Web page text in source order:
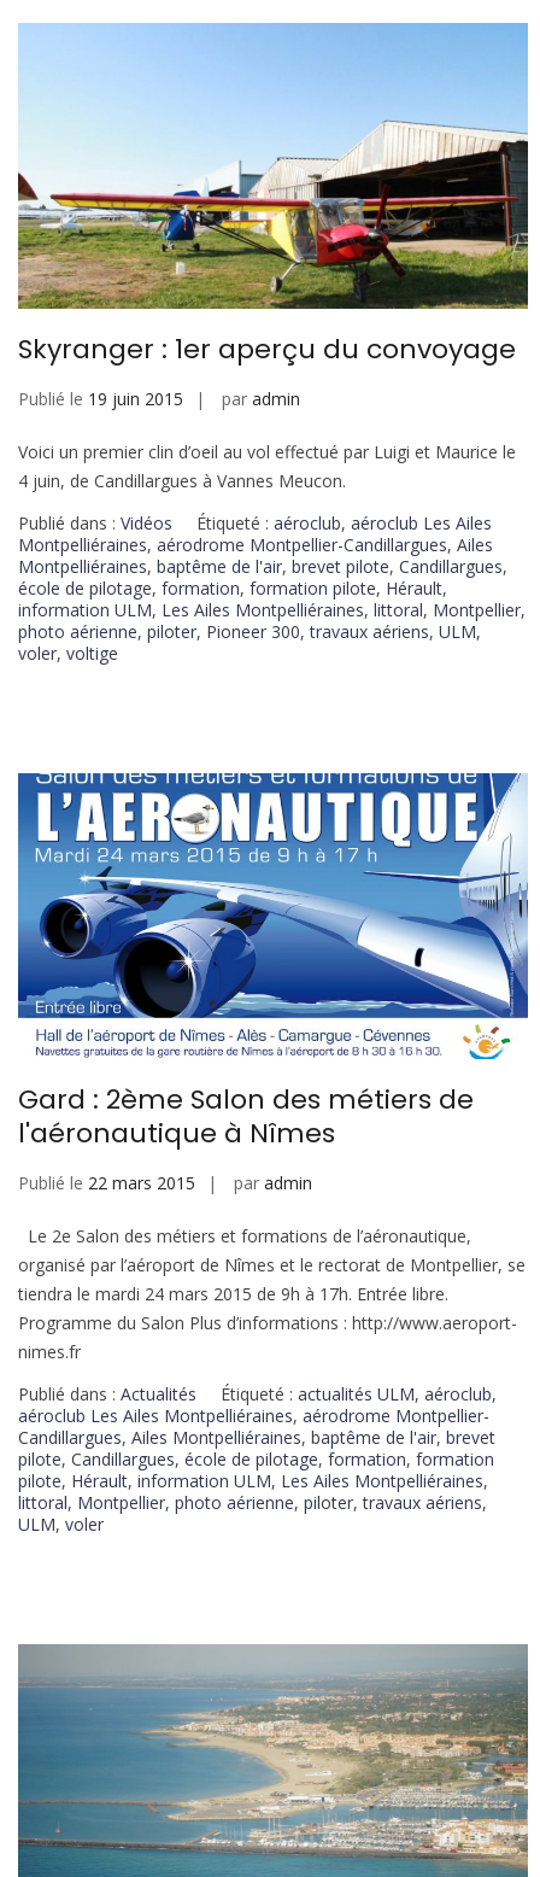
Skyranger : 1er aperçu du convoyage
Publié le 19 juin 2015 par admin
Voici un premier clin d’oeil au vol effectué par Luigi et Maurice le
4 juin, de Candillargues à Vannes Meucon.
Publié dans : Vidéos Étiqueté : aéroclub, aéroclub Les Ailes
Montpelliéraines, aérodrome Montpellier-Candillargues, Ailes
Montpelliéraines, baptême de l'air, brevet pilote, Candillargues,
école de pilotage, formation, formation pilote, Hérault,
information ULM, Les Ailes Montpelliéraines, littoral, Montpellier,
photo aérienne, piloter, Pioneer 300,travaux aériens, ULM,
voler, voltige
Gard : 2ème Salon des métiers de
l'aéronautique à Nîmes
Publié le 22 mars 2015 par admin
Le 2e Salon des métiers et formations de l’aéronautique,
organisé par l’aéroport de Nîmes et le rectorat de Montpellier, se
tiendra le mardi 24 mars 2015 de 9h à 17h. Entrée libre.
Programme du Salon Plus d’informations : http://www.aeroport-
nimes.fr
Publié dans : Actualités Étiqueté : actualités ULM, aéroclub,
aéroclub Les Ailes Montpelliéraines, aérodrome Montpellier-
Candillargues, Ailes Montpelliéraines, baptême de l'air, brevet
pilote, Candillargues, école de pilotage, formation, formation
pilote, Hérault, information ULM, Les Ailes Montpelliéraines,
littoral, Montpellier, photo aérienne, piloter,travaux aériens,
ULM, voler